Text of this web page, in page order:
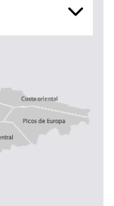
centralPicos de